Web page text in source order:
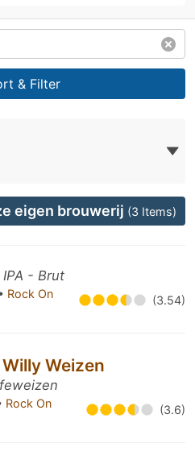
& Filter
eigen brouwerij (3 Items)
IPA - Brut
Rock On
(3.54)
Weizen
Rock On
(3.6)